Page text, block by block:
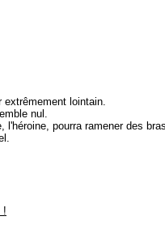
lointain.
nul.
pourra ramener des
!